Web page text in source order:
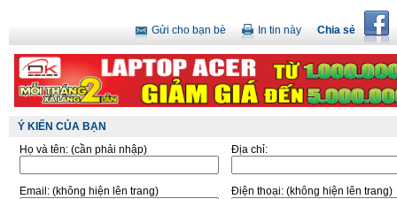
Chia sẻ
In tin này
Gửi cho bạn bè
Ý KIẾN CỦA BẠN
Họ và tên: (cần phải nhập) Địa chỉ:
Email: (không hiện lên trang) Điện thoại: (không hiện lên trang)